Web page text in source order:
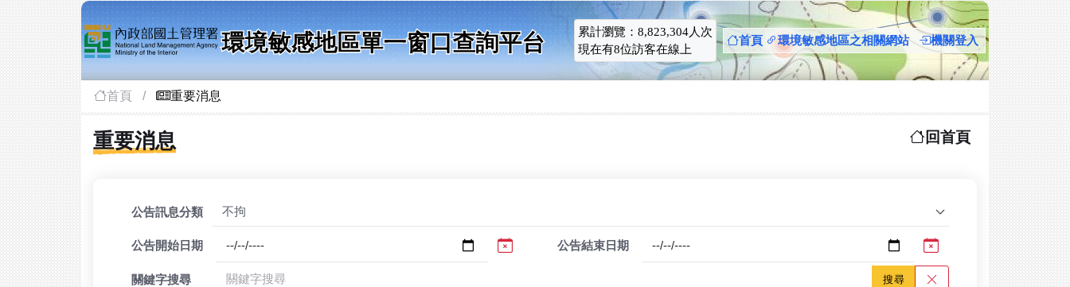
累計瀏覽： 8,823,304人次
現在有8位訪客在線上
首頁 環境敏感地區之相關網站 機關登入
首頁 重要消息
重要消息 回首頁
公告訊息分類
公告開始日期 公告結束日期
關鍵字搜尋